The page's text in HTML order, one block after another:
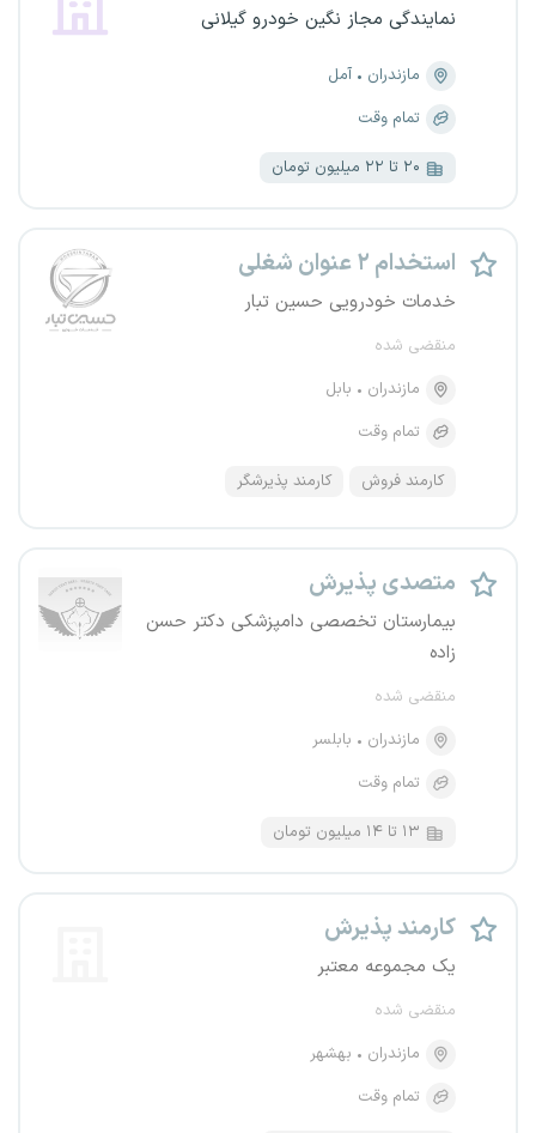
نمایندگی مجاز نگین خودرو گیلانی
مازندران
آمل
تمام وقت
۲۰ تا ۲۲ میلیون تومان
استخدام ۲ عنوان شغلی
خدمات خودرویی حسین تبار
منقضی شده
مازندران
بابل
تمام وقت
کارمند فروش کارمند پذیرشگر
متصدی پذیرش
بیمارستان تخصصی دامپزشکی دکتر حسن
زاده
منقضی شده
مازندران
بابلسر
تمام وقت
۱۳ تا ۱۴ میلیون تومان
کارمند پذیرش
یک مجموعه معتبر
منقضی شده
مازندران
بهشهر
تمام وقت